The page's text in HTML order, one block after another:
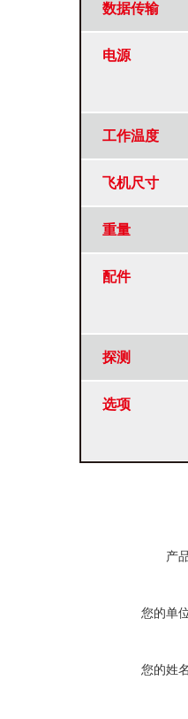
数据传输
电源
工作温度
飞机尺寸
重量
配件
探测
选项
产
您的单
您的姓